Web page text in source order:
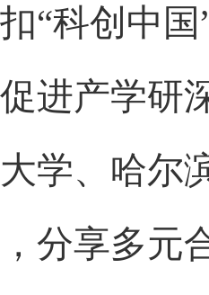
科创中国”
进产学研
学、哈尔
分享多元